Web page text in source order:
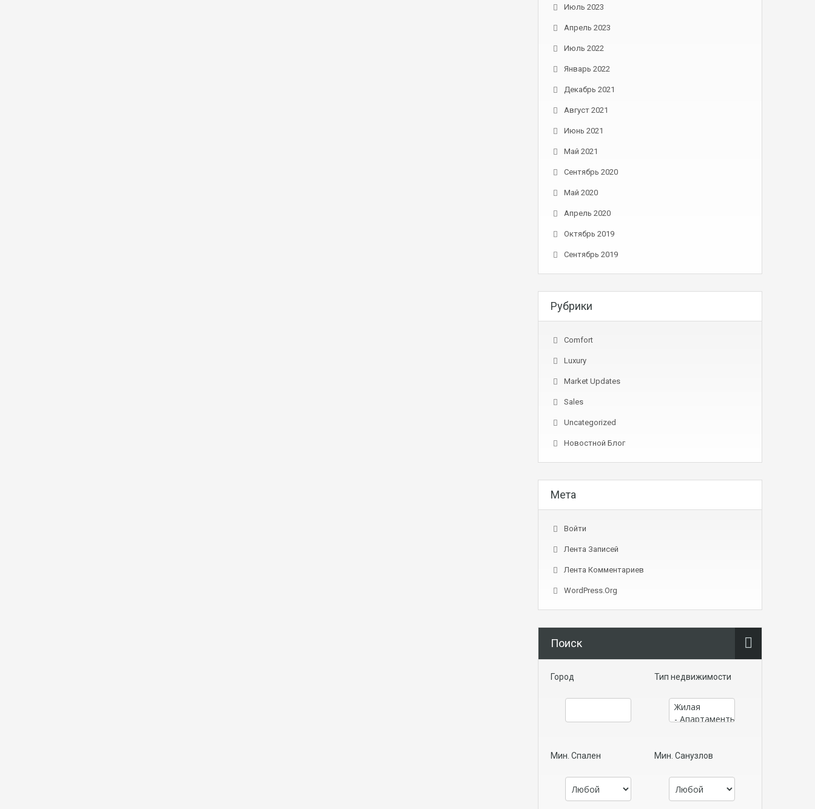
Июль 2023
Апрель 2023
Июль 2022
Январь 2022
Декабрь 2021
Август 2021
Июнь 2021
Май 2021
Сентябрь 2020
Май 2020
Апрель 2020
Октябрь 2019
Сентябрь 2019
Рубрики
Comfort
Luxury
Market Updates
Sales
Uncategorized
Новостной Блог
Мета
Войти
Лента Записей
Лента Комментариев
WordPress.org
Поиск
Город Тип недвижимости
Мин. Спален Мин. Санузлов